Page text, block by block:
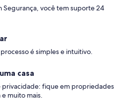
Segurança, você tem suporte 24
é simples e intuitivo.
casa
privacidade: fique em propriedades
muito mais.